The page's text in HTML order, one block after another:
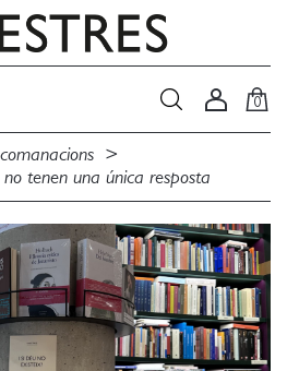
0
tenen una única resposta